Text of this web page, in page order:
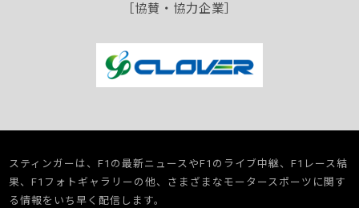
［協賛・協力企業］
スティンガーは、F1の最新ニュースやF1のライブ中継、F1レース結
果、F1フォトギャラリーの他、さまざまなモータースポーツに関す
る情報をいち早く配信します。